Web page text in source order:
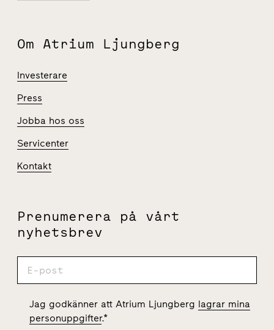
Om Atrium Ljungberg
Investerare
Press
Jobba hos oss
Servicenter
Kontakt
Prenumerera på vårt
nyhetsbrev
Jag godkänner att Atrium Ljungberg lagrar mina
personuppgifter.*